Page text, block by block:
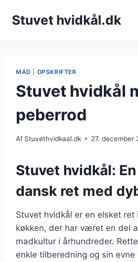
Stuvet hvidkål.dk
MAD OPSKRIFTER
Stuvet hvidkål
peberrod
Af Stuvethvidkaal.dk 27. december
Stuvet hvidkål:
dansk ret med
Stuvet hvidkål er en elsket ret
køkken, der har været en del
madkultur i århundreder.
enkle tilberedning og sin